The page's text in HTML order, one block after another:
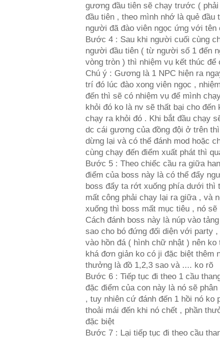
gương đầu tiên sẽ chạy trước (
đầu tiên , theo mình nhớ là quẻ đầu
người đã đào viên ngọc ứng với
Bước 4 : Sau khi người cuối cùng
người đầu tiên ( từ người số 1 đến
vòng tròn ) thì nhiệm vụ kết thúc để
Chú ý : Gương là 1 NPC hiện ra
trí đó lúc đào xong viên ngọc ,
đến thì sẽ có nhiệm vụ để mình
khỏi đó ko là nv sẽ thất bại cho
chạy ra khỏi đó . Khi bắt đầu chạy
dc cái gương của đồng đội ở trên
dừng lại và có thể đánh mod hoặc
cùng chạy đến điểm xuất phát thì
Bước 5 : Theo chiếc cầu ra giữa
điểm của boss này là có thể đẩy
boss đẩy ta rớt xuống phía dưới thì
mất công phải chạy lại ra giữa , và
xuống thì boss mất mục tiêu , nó
Cách đánh boss này là núp vào
sao cho bó đứng đối diện với party
vào hồn đá ( hình chữ nhật ) nên
khá đơn giản ko có ji đặc biệt thêm
thưởng là đồ 1,2,3 sao và .... ko rõ
Bước 6 : Tiếp tục đi theo 1 cầu
đặc điểm của con này là nó sẽ
, tuy nhiên cứ đánh đến 1 hồi nó ko
thoải mái đến khi nó chết , phần
đặc biệt
Bước 7 : Lại tiếp tục đi theo cầu